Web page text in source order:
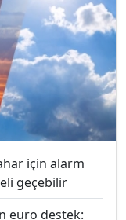
için alarm
geçebilir
euro destek: